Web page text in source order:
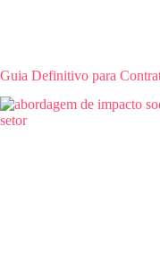
Guia Definitivo para